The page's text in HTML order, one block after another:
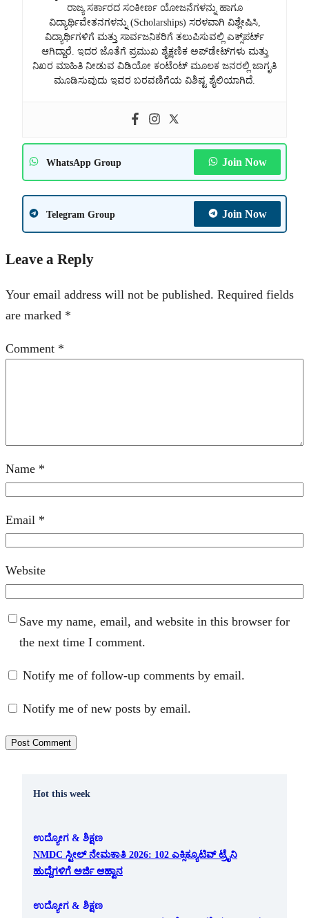
ರಾಜ್ಯ ಸರ್ಕಾರದ ಸಂಕೀರ್ಣ ಯೋಜನೆಗಳನ್ನು ಹಾಗೂ
ವಿದ್ಯಾರ್ಥಿವೇತನಗಳನ್ನು (Scholarships) ಸರಳವಾಗಿ ವಿಶ್ಲೇಷಿಸಿ,
ವಿದ್ಯಾರ್ಥಿಗಳಿಗೆ ಮತ್ತು ಸಾರ್ವಜನಿಕರಿಗೆ ತಲುಪಿಸುವಲ್ಲಿ ಎಕ್ಸ್‌ಪರ್ಟ್
ಆಗಿದ್ದಾರೆ. ಇದರ ಜೊತೆಗೆ ಪ್ರಮುಖ ಶೈಕ್ಷಣಿಕ ಅಪ್‌ಡೇಟ್‌ಗಳು ಮತ್ತು
ನಿಖರ ಮಾಹಿತಿ ನೀಡುವ ವಿಡಿಯೋ ಕಂಟೆಂಟ್ ಮೂಲಕ ಜನರಲ್ಲಿ ಜಾಗೃತಿ
ಮೂಡಿಸುವುದು ಇವರ ಬರವಣಿಗೆಯ ವಿಶಿಷ್ಟ ಶೈಲಿಯಾಗಿದೆ.
WhatsApp Group Join Now
Telegram Group Join Now
Leave a Reply
Your email address will not be published. Required fields
are marked *
Comment *
Name *
Email *
Website
Save my name, email, and website in this browser for
the next time I comment.
Notify me of follow-up comments by email.
Notify me of new posts by email.
Hot this week
ಉದ್ಯೋಗ & ಶಿಕ್ಷಣ
NMDC ಸ್ಟೀಲ್ ನೇಮಕಾತಿ 2026: 102 ಎಕ್ಸಿಕ್ಯೂಟಿವ್ ಟ್ರೈನಿ
ಹುದ್ದೆಗಳಿಗೆ ಅರ್ಜಿ ಆಹ್ವಾನ
ಉದ್ಯೋಗ & ಶಿಕ್ಷಣ